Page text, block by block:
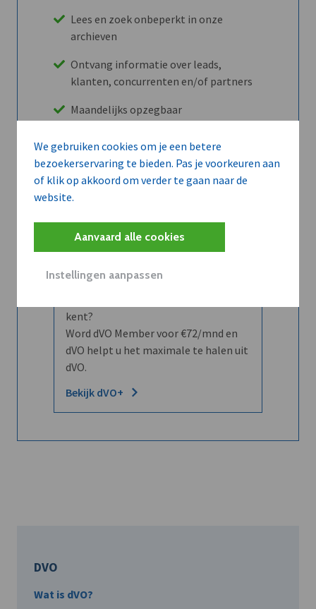
We gebruiken cookies om je een betere
bezoekerservaring te bieden. Pas je voorkeuren aan
of klik op akkoord om verder te gaan naar de
website.
Aanvaard alle cookies
Instellingen aanpassen
Lees en zoek onbeperkt in onze
archieven
Ontvang informatie over leads,
klanten, concurrenten en/of partners
Maandelijks opzegbaar
Ontdek alle voordelen
Wilt u niet enkel de dVO community
kent?
Word dVO Member voor €72/mnd en
dVO helpt u het maximale te halen uit
dVO.
Bekijk dVO+
DVO
Wat is dVO?